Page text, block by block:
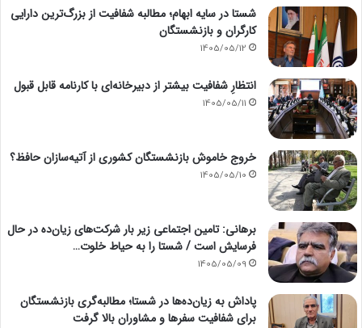
شستا در سایه ابهام؛ مطالبه شفافیت از بزرگ‌ترین دارایی
کارگران و بازنشستگان
1405/05/12
انتظارِ شفافیت بیشتر از دبیرخانه‌ای با کارنامه قابل قبول
1405/05/11
خروج خاموش بازنشستگان کشوری از آتیه‌سازان حافظ؟
1405/05/10
برهانی: تامین اجتماعی زیر بار شرکت‌های زیان‌ده در حال
فرسایش است / شستا را به حیاط خلوت…
1405/05/09
پاداش به زیان‌ده‌ها در شستا؛ مطالبه‌گری بازنشستگان
برای شفافیت سفرها و مشاوران بالا گرفت